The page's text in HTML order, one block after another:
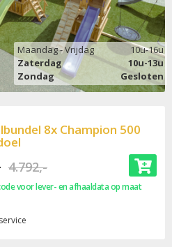
Maandag - Vrijdag
10u-16u
Zaterdag
10u-13u
Zondag
Gesloten
8x Champion 500
4.792,-
voor lever- en afhaaldata op maat